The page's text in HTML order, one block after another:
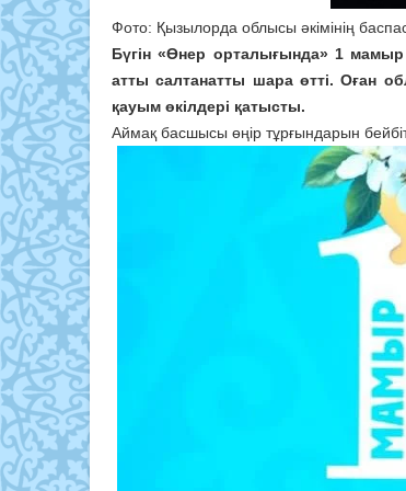
Фото: Қызылорда облысы әкімінің
Бүгін «Өнер орталығында» 1 мамыр
атты салтанатты шара өтті. Оған
қауым өкілдері қатысты.
Аймақ басшысы өңір тұрғындарын